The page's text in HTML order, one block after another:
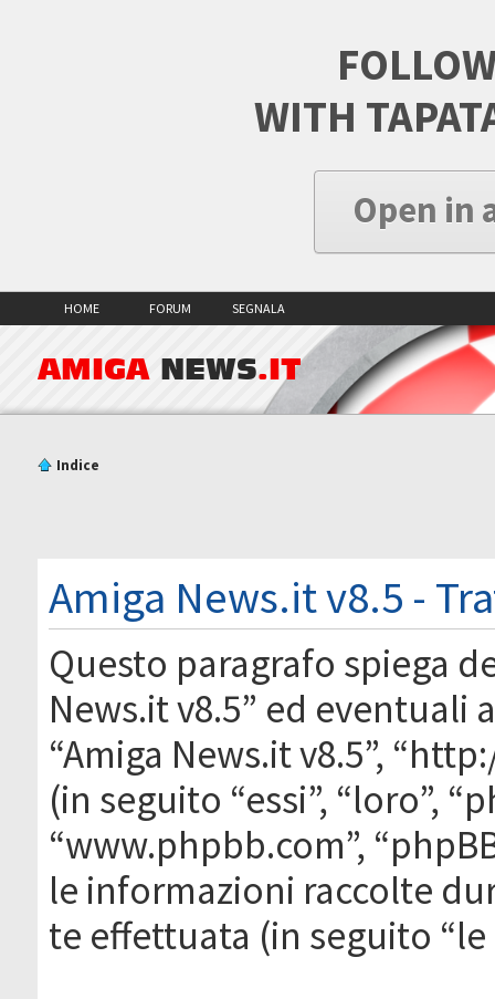
WITH
Open in
HOME FORUM SEGNALA
AMIGA NEWS.IT
Indice
Amiga News.it v8.5 -
Questo paragrafo spiega
News.it v8.5” ed eventuali
“Amiga News.it v8.5”,
(in seguito “essi”, “loro”,
“www.phpbb.com”,
le informazioni raccolte
te effettuata (in seguito